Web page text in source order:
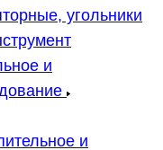
угольники
и
и